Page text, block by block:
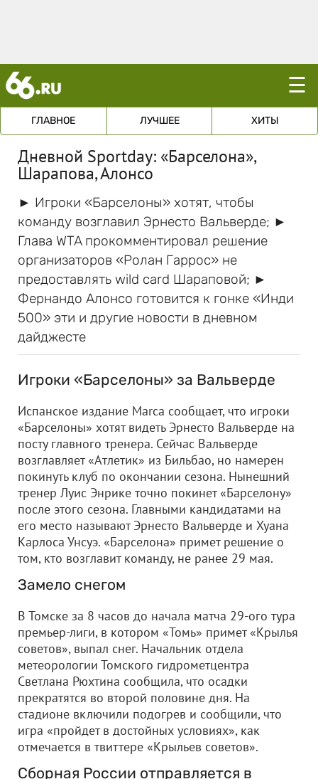
☰
ГЛАВНОЕ ЛУЧШЕЕ ХИТЫ
Дневной Sportday: «Барселона»,
Шарапова, Алонсо
► Игроки «Барселоны» хотят, чтобы
команду возглавил Эрнесто Вальверде; ►
Глава WTA прокомментировал решение
организаторов «Ролан Гаррос» не
предоставлять wild card Шараповой; ►
Фернандо Алонсо готовится к гонке «Инди
500» эти и другие новости в дневном
дайджесте
Игроки «Барселоны» за Вальверде
Испанское издание Marca сообщает, что игроки
«Барселоны» хотят видеть Эрнесто Вальверде на
посту главного тренера. Сейчас Вальверде
возглавляет «Атлетик» из Бильбао, но намерен
покинуть клуб по окончании сезона. Нынешний
тренер Луис Энрике точно покинет «Барселону»
после этого сезона. Главными кандидатами на
его место называют Эрнесто Вальверде и Хуана
Карлоса Унсуэ. «Барселона» примет решение о
том, кто возглавит команду, не ранее 29 мая.
Замело снегом
В Томске за 8 часов до начала матча 29-ого тура
премьер-лиги, в котором «Томь» примет «Крылья
советов», выпал снег. Начальник отдела
метеорологии Томского гидрометцентра
Светлана Рюхтина сообщила, что осадки
прекратятся во второй половине дня. На
стадионе включили подогрев и сообщили, что
игра «пройдет в достойных условиях», как
отмечается в твиттере «Крыльев советов».
Сборная России отправляется в